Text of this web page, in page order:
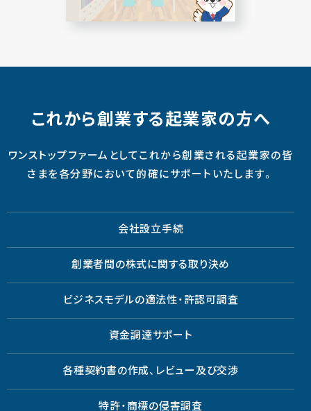
これから創業する起業家の方へ
ワンストップファームとしてこれから創業される起業家の皆
さまを各分野において的確にサポートいたします。
会社設立手続
創業者間の株式に関する取り決め
ビジネスモデルの適法性・許認可調査
資金調達サポート
各種契約書の作成、レビュー及び交渉
特許・商標の侵害調査